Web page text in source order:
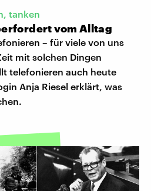
tanken
vom Alltag
– für viele von uns
mit solchen Dingen
telefonieren auch heute
Anja Riesel erklärt, was